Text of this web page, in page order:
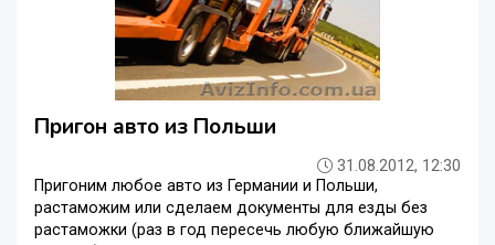
Пригон авто из Польши
31.08.2012, 12:30
Пригоним любое авто из Германии и Польши,
растаможим или сделаем документы для езды без
растаможки (раз в год пересечь любую ближайшую